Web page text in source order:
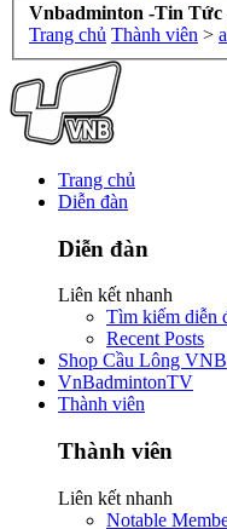
Vnbadminton -Tin Tức
Trang chủ Thành viên >
Trang chủ
Diễn đàn
Diễn đàn
Liên kết nhanh
Tìm kiếm diễn
Recent Posts
Shop Cầu Lông VNB
VnBadmintonTV
Thành viên
Thành viên
Liên kết nhanh
Notable